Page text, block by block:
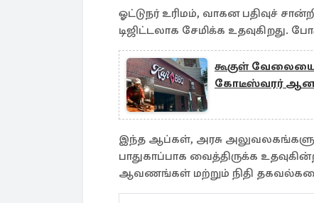
ஓட்டுநர் உரிமம், வாகன பதிவுச்
டிஜிட்டலாக சேமிக்க
கூகுள் வேலையை
கோடீஸ்வரர் ஆன
இந்த ஆப்கள், அரசு
பாதுகாப்பாக வைத்திருக்க
ஆவணங்கள் மற்றும் நிதி தகவல்களை